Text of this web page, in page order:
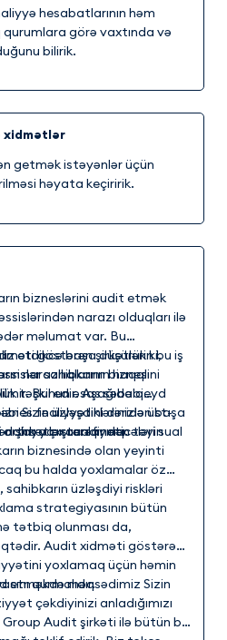
prosesləri Sizə asan gəlsə də,
sonradan Sizin üçün
bilər.
hesabatlarının həm
görə vaxtında və
bilirik.
xidmətlər
getmək istəyənlər üçün
həyata keçiririk.
bizneslərini audit etmək
narazı olduqları ilə
məlumat var. Bu
etdikcə başa düşürük ki,
narazılıqlarının haqqlı
təşkil edir. Aşağıda qeyd
Sizin üzləşdiklərinizlə üst-
yaxşı anlayırıq.
göstərən şirkətlərin bu iş
sahibkarın biznesini
Bunun əsas səbəbi
fəaliyyətini dəridən başa
çıxacaq nəticələri sual
şirkətlər tərəfindən təyin
biznesində olan yeyinti
bu halda yoxlamalar öz
üzləşdiyi riskləri
strategiyasının bütün
tətbiq olunması da,
Audit xidməti göstərən
yoxlamaq üçün həmin
qurmalıdır.
etməkdə məqsədimiz Sizin
çəkdiyinizi anladığımızı
Audit şirkəti ilə bütün bu